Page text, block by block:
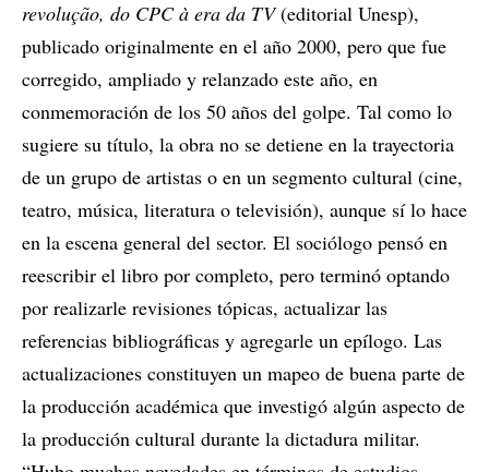
revolução, do CPC à era da TV(editorial Unesp),
publicado originalmente en el año 2000, pero que fue
corregido, ampliado y relanzado este año, en
conmemoración de los 50 años del golpe. Tal como lo
sugiere su título, la obra no se detiene en la trayectoria
de un grupo de artistas o en un segmento cultural (cine,
teatro, música, literatura o televisión), aunque sí lo hace
en la escena general del sector. El sociólogo pensó en
reescribir el libro por completo, pero terminó optando
por realizarle revisiones tópicas, actualizar las
referencias bibliográficas y agregarle un epílogo. Las
actualizaciones constituyen un mapeo de buena parte de
la producción académica que investigó algún aspecto de
la producción cultural durante la dictadura militar.